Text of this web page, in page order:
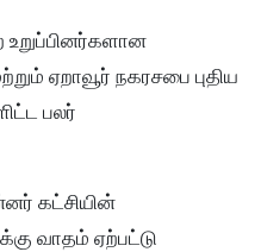
ஏறாவூர் நகரசபை புதிய
பலர்
கட்சியின்
வாதம் ஏற்பட்டு